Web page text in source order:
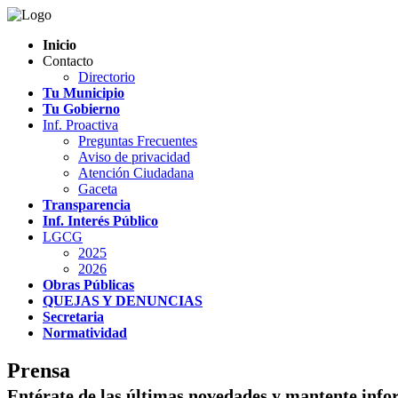
Inicio
Contacto
Directorio
Tu Municipio
Tu Gobierno
Inf. Proactiva
Preguntas Frecuentes
Aviso de privacidad
Atención Ciudadana
Gaceta
Transparencia
Inf. Interés Público
LGCG
2025
2026
Obras Públicas
QUEJAS Y DENUNCIAS
Secretaria
Normatividad
Prensa